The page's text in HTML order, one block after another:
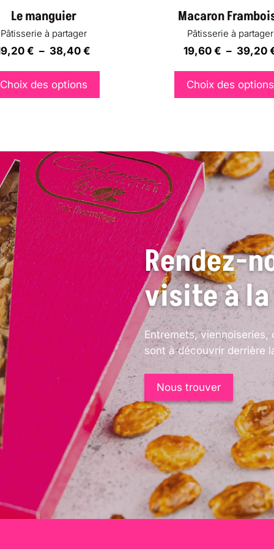
Le manguier
Pâtisserie à partager
€ – 38,40€
19,20 €
Choix des options
Macaron
Pâtisserie à partager
19,60 € – 39,20
Choix des options
variations.
Les
options
peuvent
être
choisies
sur
la
page
du
produit
Rendez-
visite à
Entremets, viennoiseries,
sont à découvrir derrière
Nous trouver